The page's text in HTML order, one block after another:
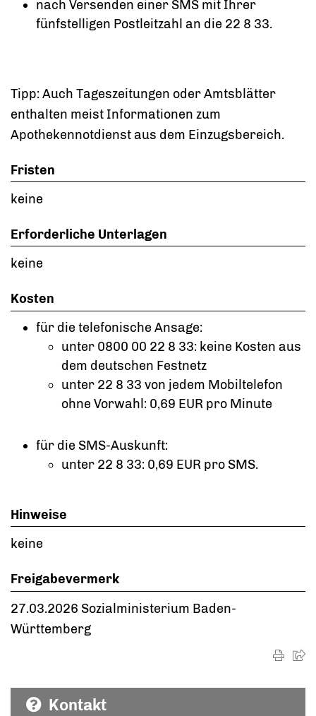
nach Versenden einer SMS mit Ihrer
fünfstelligen Postleitzahl an die 22 8 33.
Tipp: Auch Tageszeitungen oder Amtsblätter
enthalten meist Informationen zum
Apothekennotdienst aus dem Einzugsbereich.
Fristen
keine
Erforderliche Unterlagen
keine
Kosten
für die telefonische Ansage:
unter 0800 00 22 8 33: keine Kosten aus
dem deutschen Festnetz
unter 22 8 33 von jedem Mobiltelefon
ohne Vorwahl: 0,69 EUR pro Minute
für die SMS-Auskunft:
unter 22 8 33: 0,69 EUR pro SMS.
Hinweise
keine
Freigabevermerk
27.03.2026 Sozialministerium Baden-
Württemberg
Kontakt